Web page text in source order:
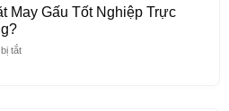
Học
Giá
Qua
Ty
Sản
Gấu
May Gấu Tốt Nghiệp Trực
tắtở